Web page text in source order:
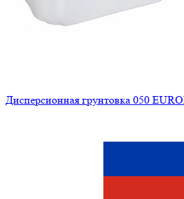
Дисперсионная грунтовка 050